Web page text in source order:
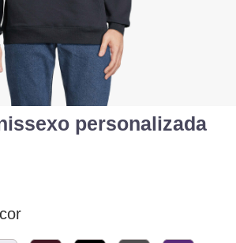
personalizada